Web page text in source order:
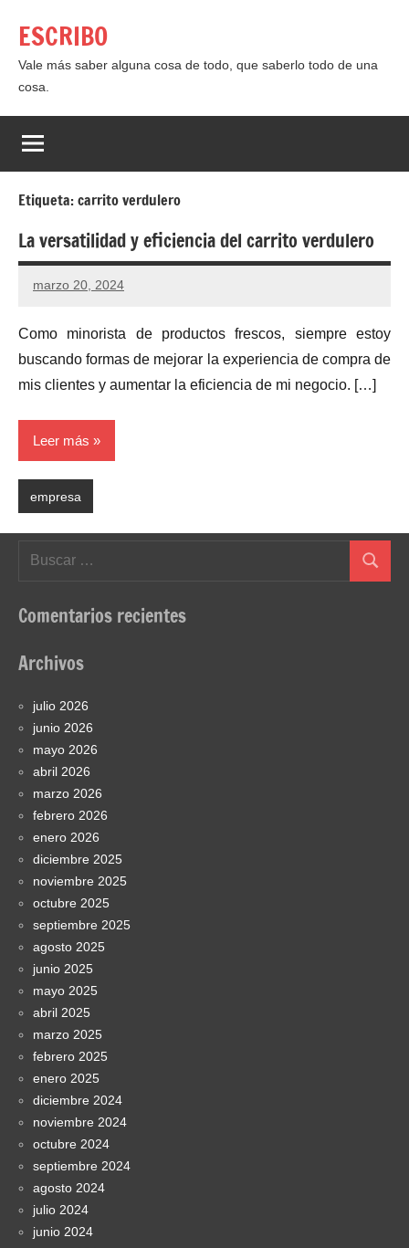
contenido
ESCRIBO
Vale más saber alguna cosa de todo, que saberlo todo de una
cosa.
Etiqueta:carrito verdulero
La versatilidad y eficiencia del carrito verdulero
marzo 20, 2024
Como minorista de productos frescos, siempre estoy
buscando formas de mejorar la experiencia de compra de
mis clientes y aumentar la eficiencia de mi negocio. […]
Leer más
empresa
Buscar
Comentarios recientes
Archivos
julio 2026
junio 2026
mayo 2026
abril 2026
marzo 2026
febrero 2026
enero 2026
diciembre 2025
noviembre 2025
octubre 2025
septiembre 2025
agosto 2025
junio 2025
mayo 2025
abril 2025
marzo 2025
febrero 2025
enero 2025
diciembre 2024
noviembre 2024
octubre 2024
septiembre 2024
agosto 2024
julio 2024
junio 2024